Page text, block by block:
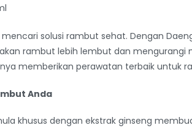
solusi rambut sehat. Dengan
rambut lebih lembut dan mengurangi
memberikan perawatan terbaik untuk
Anda
khusus dengan ekstrak ginseng